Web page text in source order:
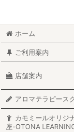
ホーム
ご利用案内
店舗案内
アロマテラピース
カモミールオリジ
座-OTONA